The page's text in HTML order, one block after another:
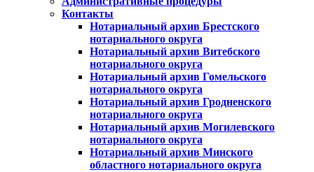
Контакты
Нотариальный архив Брестского
нотариального округа
Нотариальный архив Витебского
нотариального округа
Нотариальный архив Гомельского
нотариального округа
Нотариальный архив Гродненского
нотариального округа
Нотариальный архив Могилевского
нотариального округа
Нотариальный архив Минского
областного нотариального округа